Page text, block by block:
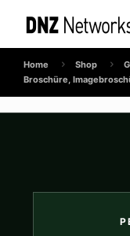
Home Shop
Broschüre,